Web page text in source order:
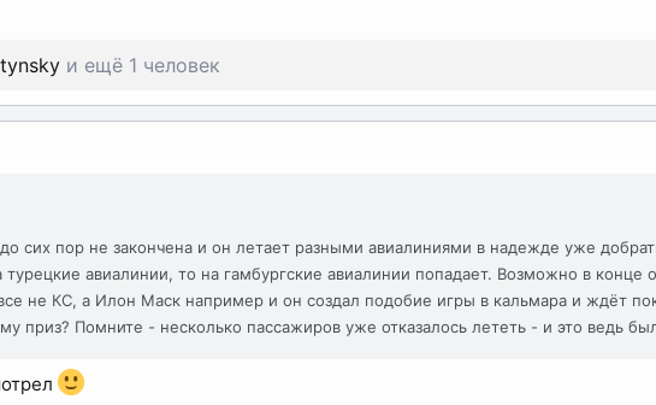
и ещё 1 человек
сих пор не закончена и он летает разными авиалиниями в надежде уже
турецкие авиалинии, то на гамбургские авиалинии попадает. Возможно в конце
не КС, а Илон Маск например и он создал подобие игры в кальмара и ждёт
приз? Помните - несколько пассажиров уже отказалось лететь - и это ведь